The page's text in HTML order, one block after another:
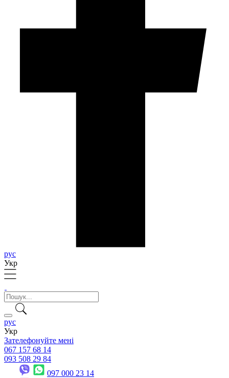
рус
Укр
рус
Укр
Зателефонуйте мені
067 157 68 14
093 508 29 84
097 000 23 14